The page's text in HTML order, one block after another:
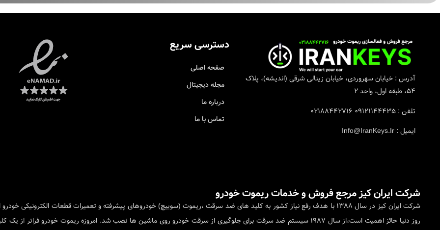
آدرس : خیابان سهروردی، خیابان زینالی شرقی (اندیشه)، پلاک
۵۴، طبقه اول، واحد ۲
تلفن : ۰۹۱۲۱۱۴۴۴۳۵ ۰۲۱۸۸۴۴۲۷۱۶
ایمیل : Info@IranKeys.Ir
دسترسی سریع
صفحه اصلی
مجله دیجیتال
درباره ما
تماس با ما
شرکت ایران کیز مرجع فروش و خدمات ریموت خودرو
شرکت ایران کیز در سال 1388 با هدف رفع نیاز کشور به کلید های ضد سرقت ،ریموت (سوییچ) خودروهای پیشرفته و تعمیرات قطعات
روز دنیا حائز اهمیت است،از سال 1987 سیستم ضد سرقت برای جلوگیری از سرقت خودرو روی ماشین ها نصب شد. امروزه ریموت خودرو